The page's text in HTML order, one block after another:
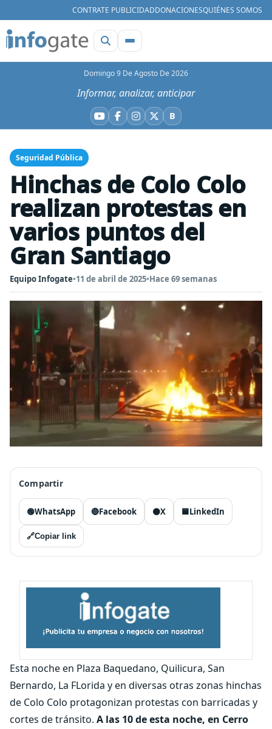
CONTRATE PUBLICIDADDONACIONESQUIÉNES SOMOS
Domingo 9 De Agosto De 2026
Informar, analizar, anticipar
YouTube
Facebook
Instagram
X BBluesky
Seguridad Pública
Hinchas de Colo Colo
realizan protestas en
varios puntos del
Gran Santiago
Equipo Infogate•11 de abril de 2025•Hace 69 semanas
Compartir
🟢WhatsApp 🔵Facebook ⚫X 🟦LinkedIn
🔗Copiar link
Esta noche en Plaza Baquedano, Quilicura, San
Bernardo, La FLorida y en diversas otras zonas hinchas
de Colo Colo protagonizan protestas con barricadas y
cortes de tránsito. A las 10 de esta noche, en Cerro